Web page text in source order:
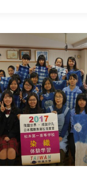
傳
統
工
藝
手
作
技
能
實
習